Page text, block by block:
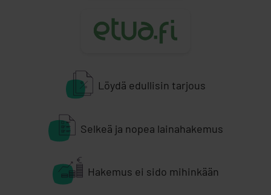
Löydä edullisin tarjous
Selkeä ja nopea lainahakemus
Hakemus ei sido mihinkään